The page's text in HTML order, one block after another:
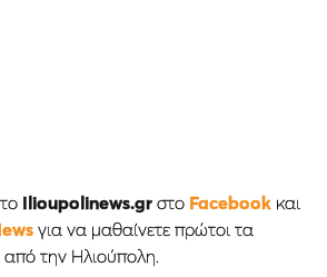
Ilioupolinews.grστο Facebookκαι
για να μαθαίνετε πρώτοι τα
από την Ηλιούπολη.